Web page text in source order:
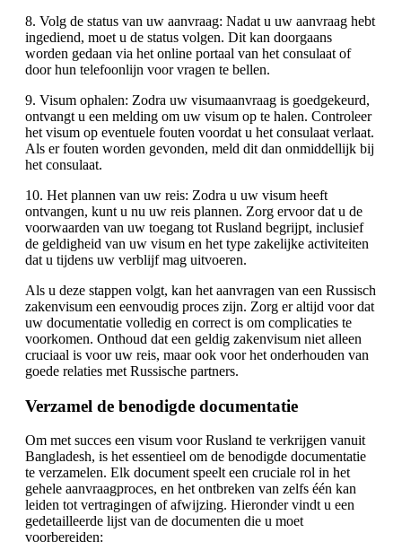
8. Volg de status van uw aanvraag: Nadat u uw aanvraag hebt
ingediend, moet u de status volgen. Dit kan doorgaans
worden gedaan via het online portaal van het consulaat of
door hun telefoonlijn voor vragen te bellen.
9. Visum ophalen: Zodra uw visumaanvraag is goedgekeurd,
ontvangt u een melding om uw visum op te halen. Controleer
het visum op eventuele fouten voordat u het consulaat verlaat.
Als er fouten worden gevonden, meld dit dan onmiddellijk bij
het consulaat.
10. Het plannen van uw reis: Zodra u uw visum heeft
ontvangen, kunt u nu uw reis plannen. Zorg ervoor dat u de
voorwaarden van uw toegang tot Rusland begrijpt, inclusief
de geldigheid van uw visum en het type zakelijke activiteiten
dat u tijdens uw verblijf mag uitvoeren.
Als u deze stappen volgt, kan het aanvragen van een Russisch
zakenvisum een eenvoudig proces zijn. Zorg er altijd voor dat
uw documentatie volledig en correct is om complicaties te
voorkomen. Onthoud dat een geldig zakenvisum niet alleen
cruciaal is voor uw reis, maar ook voor het onderhouden van
goede relaties met Russische partners.
Verzamel de benodigde documentatie
Om met succes een visum voor Rusland te verkrijgen vanuit
Bangladesh, is het essentieel om de benodigde documentatie
te verzamelen. Elk document speelt een cruciale rol in het
gehele aanvraagproces, en het ontbreken van zelfs één kan
leiden tot vertragingen of afwijzing. Hieronder vindt u een
gedetailleerde lijst van de documenten die u moet
voorbereiden: